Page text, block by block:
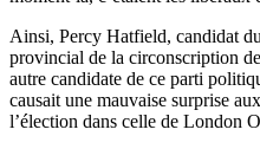
Ainsi, Percy Hatfield, candidat du
provincial de la circonscription
autre candidate de ce parti
causait une mauvaise surprise aux
l’élection dans celle de London